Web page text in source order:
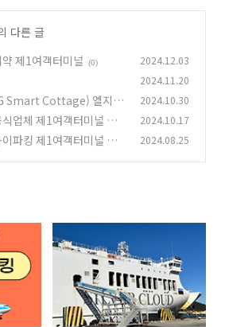
다른 글
제1여객터미널
(0) 2024.12.03
2024.11.20
Smart Cottage) 엘지 전
8천만원 부터
(0)
2024.10.30
업체 제1여객터미널 투
2024.10.17
파킹 제1여객터미널 공
2024.08.25